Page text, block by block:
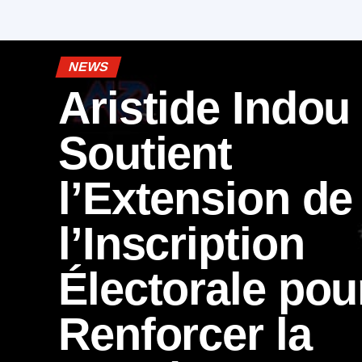
NEWS
Aristide Indou
Soutient
l’Extension de
l’Inscription
Électorale
Renforcer la